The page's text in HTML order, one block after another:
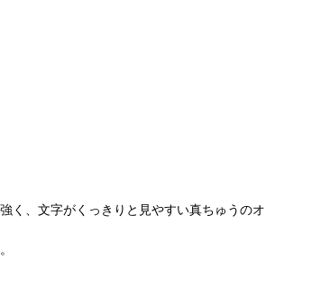
く、文字がくっきりと見やすい真ちゅうのオ